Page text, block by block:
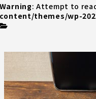
Warning: Attempt to
content/themes/wp-